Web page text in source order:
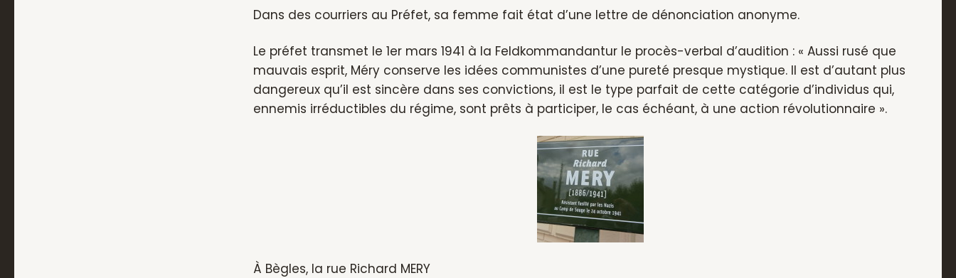
Dans des courriers au Préfet, sa femme fait état d’une lettre de dénonciation anonyme.
Le préfet transmet le 1er mars 1941 à la Feldkommandantur le procès-verbal d’audition : « Aussi rusé que
mauvais esprit, Méry conserve les idées communistes d’une pureté presque mystique. Il est d’autant plus
dangereux qu’il est sincère dans ses convictions, il est le type parfait de cette catégorie d’individus qui,
ennemis irréductibles du régime, sont prêts à participer, le cas échéant, à une action révolutionnaire ».
À Bègles, la rue Richard MERY